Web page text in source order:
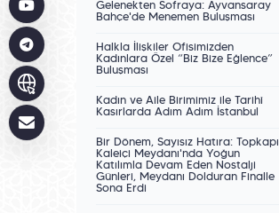
Gelenekten Sofraya: Ayvansaray
Bahçe'de Menemen Buluşması
Halkla İlişkiler Ofisimizden
Kadınlara Özel “Biz Bize Eğlence”
Buluşması
Kadın ve Aile Birimimiz ile Tarihî
Kasırlarda Adım Adım İstanbul
Bir Dönem, Sayısız Hatıra: Topkapı
Kaleiçi Meydanı'nda Yoğun
Katılımla Devam Eden Nostalji
Günleri, Meydanı Dolduran Finalle
Sona Erdi